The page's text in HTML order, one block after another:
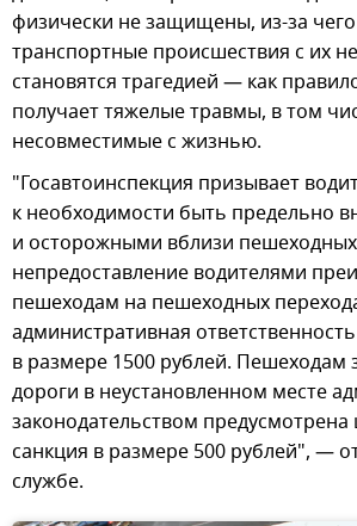
физически не защищены, из-за
транспортные происшествия с их
становятся трагедией — как
получает тяжелые травмы, в том
несовместимые с жизнью.
"Госавтоинспекция призывает
к необходимости быть предельно
и осторожными вблизи
непредоставление водителями
пешеходам на пешеходных
административная
в размере 1500 рублей. Пешеходам
дороги в неустановленном месте
законодательством
санкция в размере 500 рублей", —
службе.